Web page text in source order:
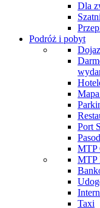
Dla
Podróż i pobyt
Port
MTP
MTP
Taxi